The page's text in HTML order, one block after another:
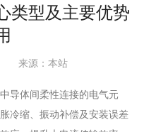
类型及主要优势
来源：本站
导体间柔性连接的电气元
冷缩、振动补偿及安装误差